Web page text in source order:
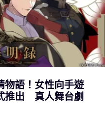
物語！女性向手遊
推出 真人舞台劇